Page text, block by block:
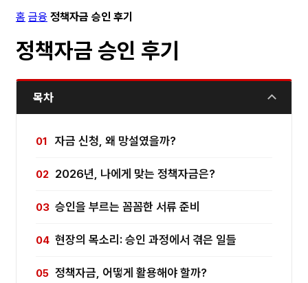
홈 금융 정책자금 승인 후기
정책자금 승인 후기
목차
자금 신청, 왜 망설였을까?
2026년, 나에게 맞는 정책자금은?
승인을 부르는 꼼꼼한 서류 준비
현장의 목소리: 승인 과정에서 겪은 일들
정책자금, 어떻게 활용해야 할까?